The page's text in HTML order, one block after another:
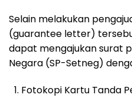
Selain melakukan
(guarantee letter)
dapat mengajukan surat
Negara (SP-Setneg)
Fotokopi Kartu Tanda